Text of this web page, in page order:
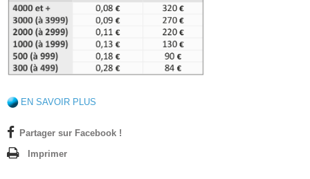
EN SAVOIR PLUS
Partager sur Facebook !
Imprimer